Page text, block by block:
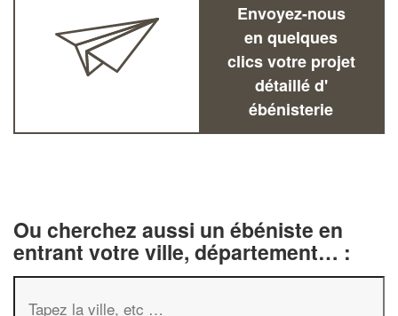
Envoyez-nous
en quelques
clics votre projet
détaillé d'
ébénisterie
Ou cherchez aussi un ébéniste en
entrant votre ville, département… :